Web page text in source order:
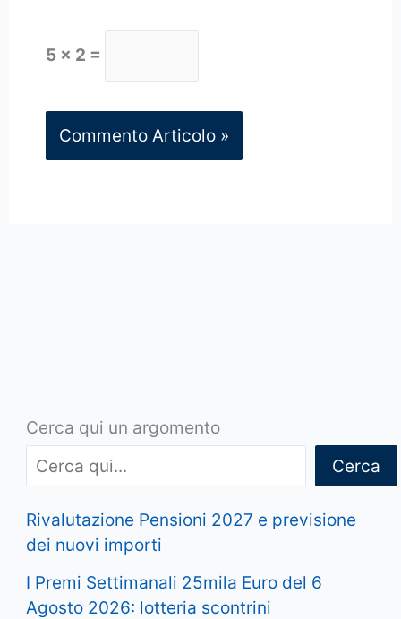
5 × 2 =
Cerca qui un argomento
Cerca
Rivalutazione Pensioni 2027 e previsione
dei nuovi importi
I Premi Settimanali 25mila Euro del 6
Agosto 2026: lotteria scontrini